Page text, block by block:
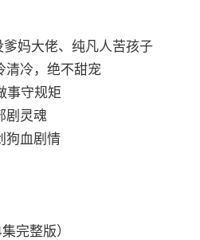
妈大佬、纯凡人苦孩子
清冷，绝不甜宠
事守规矩
剧灵魂
狗血剧情
完整版）